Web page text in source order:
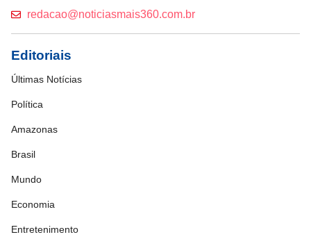
redacao@noticiasmais360.com.br
Editoriais
Últimas Notícias
Política
Amazonas
Brasil
Mundo
Economia
Entretenimento